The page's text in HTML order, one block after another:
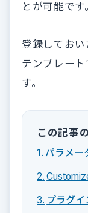
とが可能です
登録してお
テンプレー
す。
この記事
パラメー
プラグ